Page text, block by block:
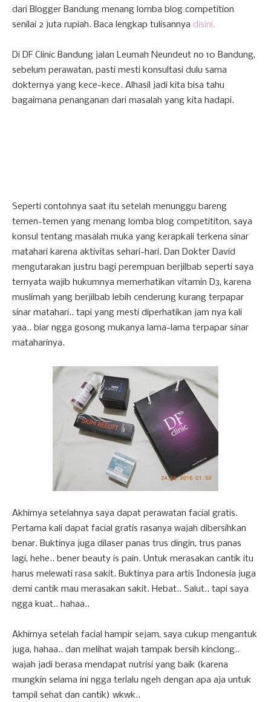
dari Blogger Bandung menang lomba blog competition
senilai 2 juta rupiah. Baca lengkap tulisannya disini.
Di DF Clinic Bandung jalan Leumah Neundeut no 10 Bandung,
sebelum perawatan, pasti mesti konsultasi dulu sama
dokternya yang kece-kece. Alhasil jadi kita bisa tahu
bagaimana penanganan dari masalah yang kita hadapi.
Seperti contohnya saat itu setelah menunggu bareng
temen-temen yang menang lomba blog competititon, saya
konsul tentang masalah muka yang kerapkali terkena sinar
matahari karena aktivitas sehari-hari. Dan Dokter David
mengutarakan justru bagi perempuan berjilbab seperti saya
ternyata wajib hukumnya memerhatikan vitamin D3, karena
muslimah yang berjilbab lebih cenderung kurang terpapar
sinar matahari.. tapi yang mesti diperhatikan jam nya kali
yaa.. biar ngga gosong mukanya lama-lama terpapar sinar
mataharinya.
Akhirnya setelahnya saya dapat perawatan facial gratis.
Pertama kali dapat facial gratis rasanya wajah dibersihkan
benar. Buktinya juga dilaser panas trus dingin, trus panas
lagi, hehe.. bener beauty is pain. Untuk merasakan cantik itu
harus melewati rasa sakit. Buktinya para artis Indonesia juga
demi cantik mau merasakan sakit. Hebat.. Salut.. tapi saya
ngga kuat.. hahaa..
Akhirnya setelah facial hampir sejam, saya cukup mengantuk
juga, hahaa.. dan melihat wajah tampak bersih kinclong..
wajah jadi berasa mendapat nutrisi yang baik (karena
mungkin selama ini ngga terlalu ngeh dengan apa aja untuk
tampil sehat dan cantik) wkwk..